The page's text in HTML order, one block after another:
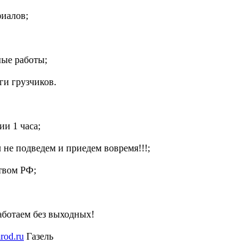
работы;
грузчиков.
1 часа;
подведем и приедем вовремя!!!;
РФ;
без выходных!
Газель